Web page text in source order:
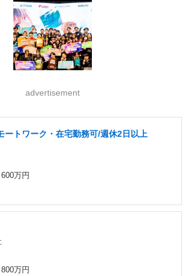
advertisement
ートワーク・在宅勤務可/週休2日以上
万円
万円